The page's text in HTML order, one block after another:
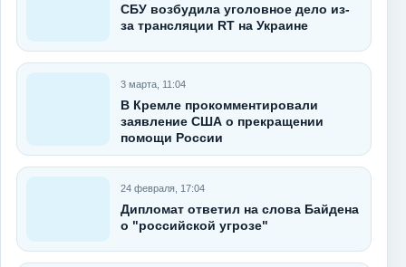
СБУ возбудила уголовное дело из-
за трансляции RT на Украине
3 марта, 11:04
В Кремле прокомментировали
заявление США о прекращении
помощи России
24 февраля, 17:04
Дипломат ответил на слова Байдена
о "российской угрозе"